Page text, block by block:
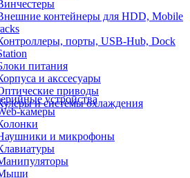
контейнеры для HDD, Mobile
порты, USB-Hub, Dock
питания
и акссесуары
приводы
и системы охлаждения
устройства
камеры
и микрофоны